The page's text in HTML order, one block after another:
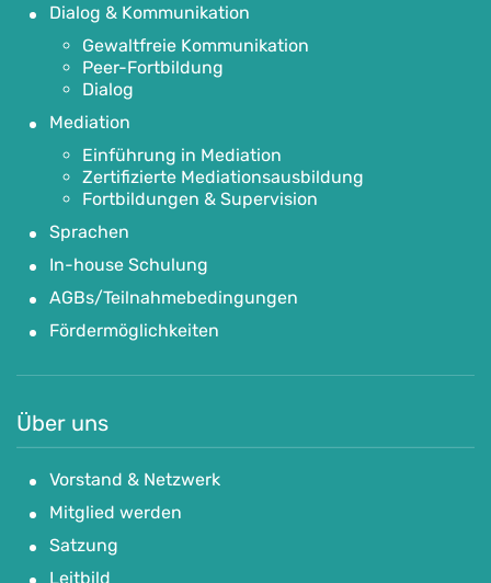
Dialog & Kommunikation
Gewaltfreie Kommunikation
Peer-Fortbildung
Dialog
Mediation
Einführung in Mediation
Zertifizierte Mediationsausbildung
Fortbildungen & Supervision
Sprachen
In-house Schulung
AGBs/Teilnahmebedingungen
Fördermöglichkeiten
Über uns
Vorstand & Netzwerk
Mitglied werden
Satzung
Leitbild